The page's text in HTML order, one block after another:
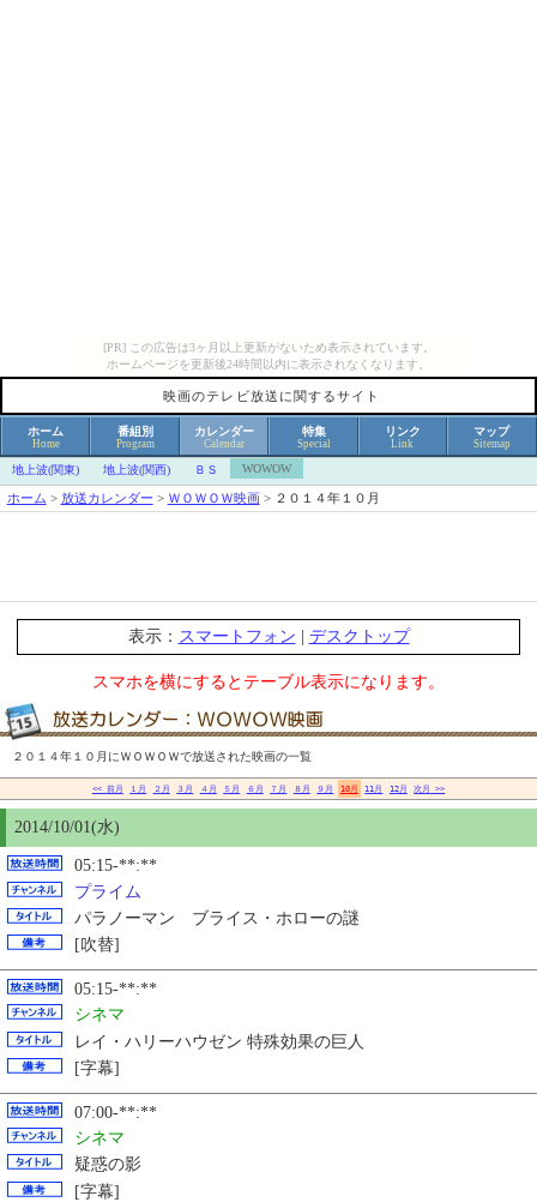
[PR] この広告は3ヶ月以上更新がないため表示されています。
ホームページを更新後24時間以内に表示されなくなります。
映画のテレビ放送に関するサイト
ホーム
Home
番組別
Program
カレンダー
Calendar
特集
Special
リンク
Link
マップ
Sitemap
地上波(関東) 地上波(関西) ＢＳ WOWOW
ホーム > 放送カレンダー > ＷＯＷＯＷ映画> ２０１４年１０月
表示： スマートフォン デスクトップ
スマホを横にするとテーブル表示になります。
２０１４年１０月にＷＯＷＯＷで放送された映画の一覧
<< 前月 １月 ２月 ３月 ４月 ５月 ６月 ７月 ８月 ９月 10月 11月 12月 次月 >>
2014/10/01(水)
05:15-**:**
プライム
パラノーマン ブライス・ホローの謎
[吹替]
05:15-**:**
シネマ
レイ・ハリーハウゼン 特殊効果の巨人
[字幕]
07:00-**:**
シネマ
疑惑の影
[字幕]